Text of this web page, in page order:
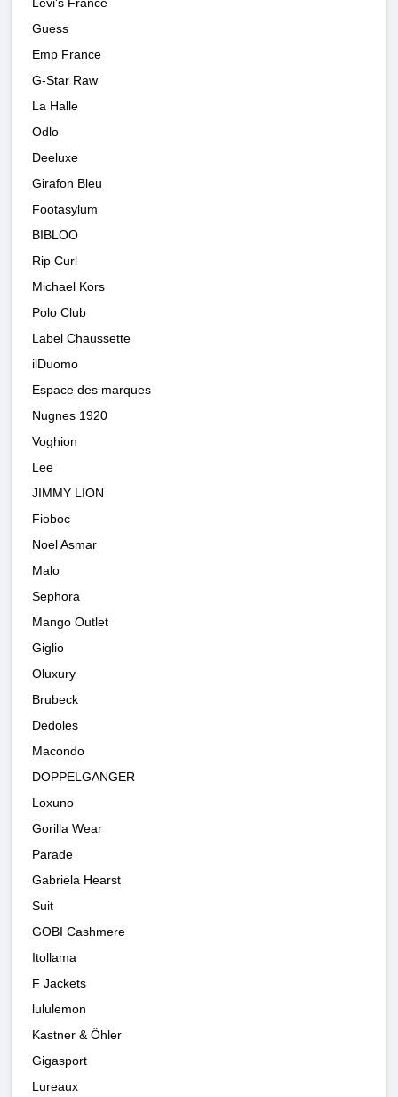
Guess
Emp France
G-Star Raw
La Halle
Odlo
Deeluxe
Girafon Bleu
Footasylum
BIBLOO
Rip Curl
Michael Kors
Polo Club
Label Chaussette
ilDuomo
Espace des marques
Nugnes 1920
Voghion
Lee
JIMMY LION
Fioboc
Noel Asmar
Malo
Sephora
Mango Outlet
Giglio
Oluxury
Brubeck
Dedoles
Macondo
DOPPELGANGER
Loxuno
Gorilla Wear
Parade
Gabriela Hearst
Suit
GOBI Cashmere
Itollama
F Jackets
lululemon
Kastner & Öhler
Gigasport
Lureaux